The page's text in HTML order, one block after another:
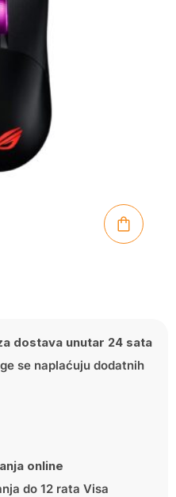
dostava unutar 24 sata
se naplaćuju dodatnih
online
do 12 rata Visa